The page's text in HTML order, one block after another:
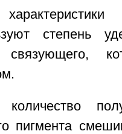
степень
связующего,
количество
пигмента